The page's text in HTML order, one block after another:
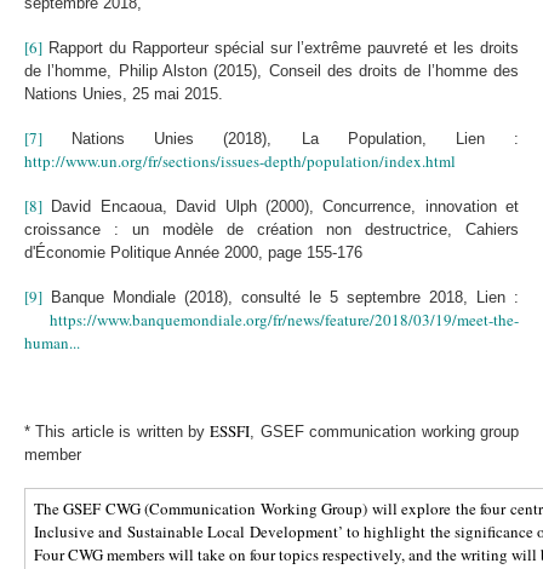
[6] Rapport du Rapporteur spécial sur l’extrême pauvreté et les droits
de l’homme, Philip Alston (2015), Conseil des droits de l’homme des
Nations Unies, 25 mai 2015.
[7] Nations Unies (2018), La Population, Lien :
http://www.un.org/fr/sections/issues-depth/population/index.html
[8] David Encaoua, David Ulph (2000), Concurrence, innovation et
croissance : un modèle de création non destructrice, Cahiers
d'Économie Politique Année 2000, page 155-176
[9] Banque Mondiale (2018), consulté le 5 septembre 2018, Lien :
https://www.banquemondiale.org/fr/news/feature/2018/03/19/meet-the-
human...
* This article is written byESSFI, GSEF communication working group
member
The GSEF CWG (Communication Working Group) will explore the four
Inclusive and Sustainable Local Development’ to highlight the
Four CWG members will take on four topics respectively, and the writing